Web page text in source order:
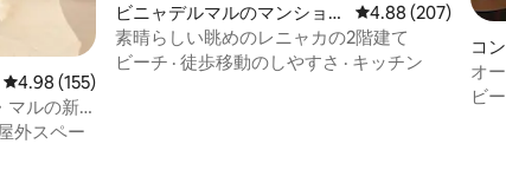
レビュー155件、5つ星中4.98つ星の平均評価
4.98 (155)
マルの新
外スペー
ビニャデルマルのマンショ
ン・アパート
レビュー207件、
4.88 (207)
素晴らしい眺めのレニャカの2階建て
ビーチ · 徒歩移動のしやすさ · キッチン
コ
ート
オ
オ
ビ